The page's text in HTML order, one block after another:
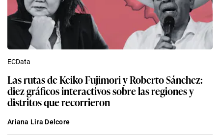
ECData
Las rutas de Keiko Fujimori y Roberto Sánchez:
diez gráficos interactivos sobre las regiones y
distritos que recorrieron
Ariana Lira Delcore